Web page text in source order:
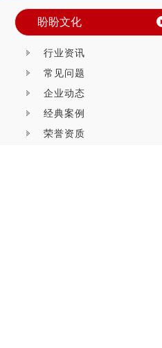
盼盼文化
行业资讯
常见问题
企业动态
经典案例
荣誉资质